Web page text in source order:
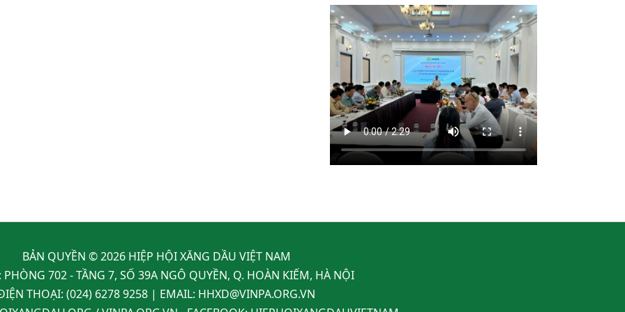
BẢN QUYỀN © 2026 HIỆP HỘI XĂNG DẦU VIỆT NAM
702 - TẦNG 7, SỐ 39A NGÔ QUYỀN, Q. HOÀN KIẾM, HÀ NỘI
THOẠI: (024) 6278 9258 | EMAIL: HHXD@VINPA.ORG.VN